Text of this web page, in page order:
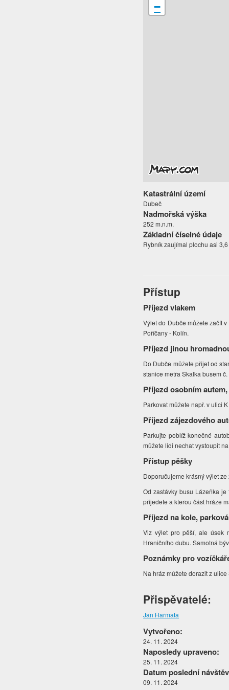
−
Katastrální území
Dubeč
Nadmořská výška
252 m.n.m.
Základní číselné údaje
Rybník zaujímal plochu asi
Přístup
Příjezd vlakem
Výlet do Dubče můžete začít v
Poříčany - Kolín.
Příjezd jinou
Do Dubče můžete přijet od
stanice metra Skalka busem
Příjezd osobním
Parkovat můžete např. v ulici
Příjezd zájezdového
Parkujte poblíž konečné
můžete lidi nechat vystoupit
Přístup pěšky
Doporučujeme krásný výlet
Od zastávky busu Lázeňka
přijedete a kterou část hráze
Příjezd na kole,
Viz výlet pro pěší, ale úsek
Hraničního dubu. Samotná
Poznámky pro
Na hráz můžete dorazit z
Přispěvatelé:
Jan Harmata
Vytvořeno:
24. 11. 2024
Naposledy upraveno:
25. 11. 2024
Datum poslední
09. 11. 2024